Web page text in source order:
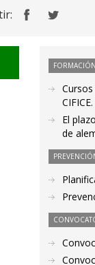
FORMACIÓN
CIFICE.
El
de